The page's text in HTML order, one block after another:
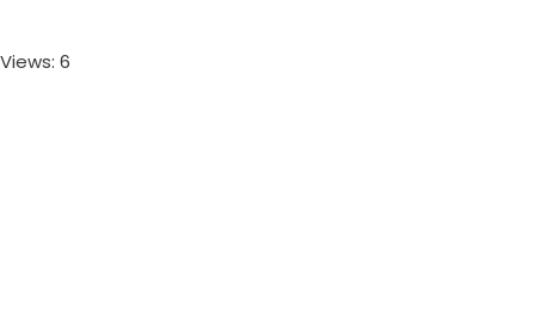
Views: 6